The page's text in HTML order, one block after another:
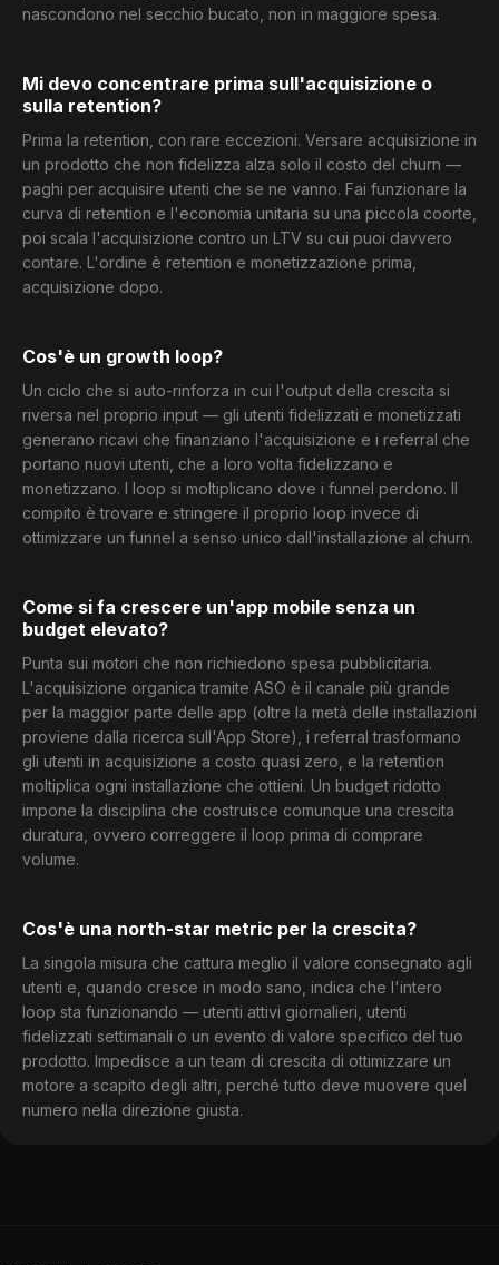
nascondono nel secchio bucato, non in maggiore spesa.
Mi devo concentrare prima sull'acquisizione o
sulla retention?
Prima la retention, con rare eccezioni. Versare acquisizione in
un prodotto che non fidelizza alza solo il costo del churn —
paghi per acquisire utenti che se ne vanno. Fai funzionare la
curva di retention e l'economia unitaria su una piccola coorte,
poi scala l'acquisizione contro un LTV su cui puoi davvero
contare. L'ordine è retention e monetizzazione prima,
acquisizione dopo.
Cos'è un growth loop?
Un ciclo che si auto-rinforza in cui l'output della crescita si
riversa nel proprio input — gli utenti fidelizzati e monetizzati
generano ricavi che finanziano l'acquisizione e i referral che
portano nuovi utenti, che a loro volta fidelizzano e
monetizzano. I loop si moltiplicano dove i funnel perdono. Il
compito è trovare e stringere il proprio loop invece di
ottimizzare un funnel a senso unico dall'installazione al churn.
Come si fa crescere un'app mobile senza un
budget elevato?
Punta sui motori che non richiedono spesa pubblicitaria.
L'acquisizione organica tramite ASO è il canale più grande
per la maggior parte delle app (oltre la metà delle installazioni
proviene dalla ricerca sull'App Store), i referral trasformano
gli utenti in acquisizione a costo quasi zero, e la retention
moltiplica ogni installazione che ottieni. Un budget ridotto
impone la disciplina che costruisce comunque una crescita
duratura, ovvero correggere il loop prima di comprare
volume.
Cos'è una north-star metric per la crescita?
La singola misura che cattura meglio il valore consegnato agli
utenti e, quando cresce in modo sano, indica che l'intero
loop sta funzionando — utenti attivi giornalieri, utenti
fidelizzati settimanali o un evento di valore specifico del tuo
prodotto. Impedisce a un team di crescita di ottimizzare un
motore a scapito degli altri, perché tutto deve muovere quel
numero nella direzione giusta.